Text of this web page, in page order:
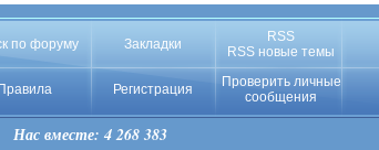
по форуму Закладки
RSS
RSS новые темы
Правила Регистрация
Проверить личные
сообщения
Нас вместе: 4 268 383